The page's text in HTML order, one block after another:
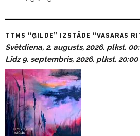
TTMS “ĢILDE” IZSTĀDE “VASARAS
Svētdiena, 2. augusts, 2026. plkst.
Līdz 9. septembris, 2026. plkst. 20:00